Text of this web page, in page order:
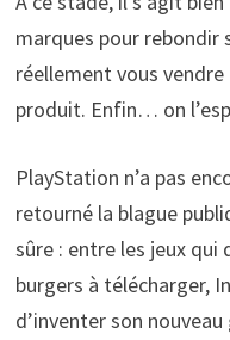
marques pour rebondir
réellement vous
produit. Enfin… on
PlayStation n’a pas
retourné la blague
sûre : entre les jeux qui
burgers à télécharger,
d’inventer son